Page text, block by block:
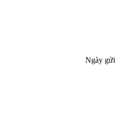
Ngày gửi